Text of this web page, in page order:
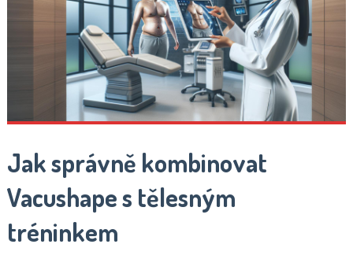
Jak správně kombinovat
Vacushape s tělesným
tréninkem